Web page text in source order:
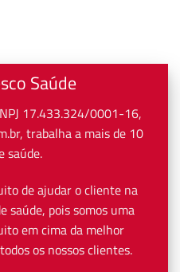
Saúde
17.433.324/0001-16,
trabalha a mais de 10
saúde.
de ajudar o cliente na
saúde, pois somos uma
em cima da melhor
os nossos clientes.